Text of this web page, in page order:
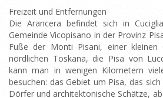
Freizeit und Entfernungen
Die Arancera befindet sich in
Gemeinde Vicopisano in der Provinz
Fuße der Monti Pisani, einer kleinen
nördlichen Toskana, die Pisa von
kann man in wenigen Kilometern
besuchen: das Gebiet um Pisa, das
Dörfer und architektonische Schätze,